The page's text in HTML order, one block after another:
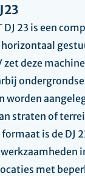
DJ 23 is een
zet deze
worden
straten of
is de DJ
met